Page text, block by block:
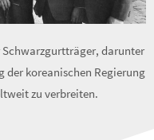
Schwarzgurtträger, darunter
der koreanischen Regierung
zu verbreiten.